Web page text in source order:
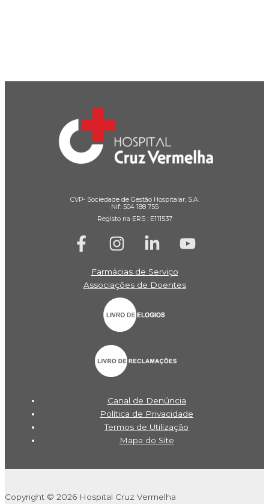
CVP- Sociedade de Gestão Hospitalar, S.A.
Nif: 504 188 755
Registo na ERS : E111537
Farmácias de Serviço
Associações de Doentes
Canal de Denúncia
Política de Privacidade
Termos de Utilização
Mapa do Site
Copyright © 2026 Hospital Cruz Vermelha